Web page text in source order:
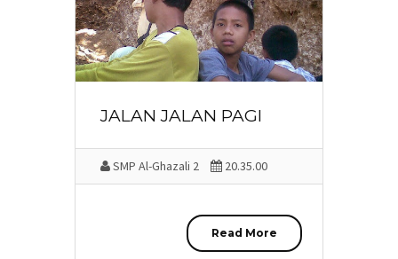
JALAN JALAN PAGI
SMP Al-Ghazali 2 20.35.00
Read More